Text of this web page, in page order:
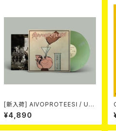
[新入荷] AIVOPROTEESI / UM
PIKUJA (LP / LTD.100 DIE-HA
RD COKE BOTTLE GREEN VI
NYL) (ITA / F.O.A.D.)
¥4,890